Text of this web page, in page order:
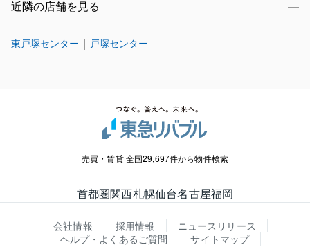
近隣の店舗を見る
東戸塚センター 戸塚センター
売買・賃貸 全国29,697件から物件検索
首都圏関西札幌仙台名古屋福岡
会社情報 採用情報
ニュースリリース
ヘルプ・よくあるご質問
サイトマップ